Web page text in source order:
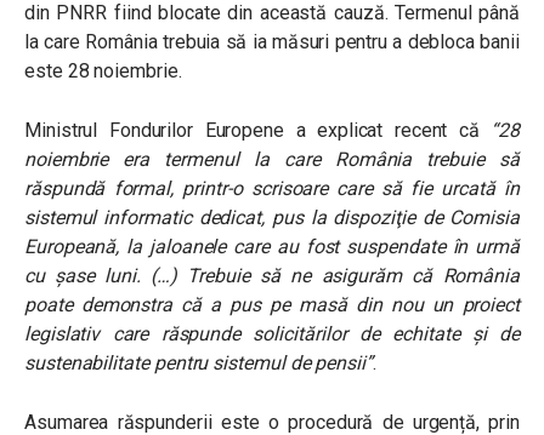
din PNRR fiind blocate din această cauză. Termenul până
la care România trebuia să ia măsuri pentru a debloca banii
este 28 noiembrie.
Ministrul Fondurilor Europene a explicat recent că “28
noiembrie era termenul la care România trebuie să
răspundă formal, printr-o scrisoare care să fie urcată în
sistemul informatic dedicat, pus la dispoziţie de Comisia
Europeană, la jaloanele care au fost suspendate în urmă
cu şase luni. (…) Trebuie să ne asigurăm că România
poate demonstra că a pus pe masă din nou un proiect
legislativ care răspunde solicitărilor de echitate şi de
sustenabilitate pentru sistemul de pensii”.
Asumarea răspunderii este o procedură de urgență, prin